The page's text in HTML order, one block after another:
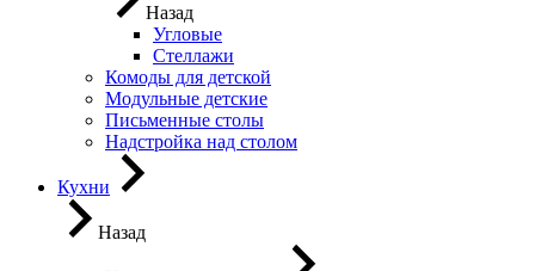
Назад
Угловые
Стеллажи
Комоды для детской
Модульные детские
Письменные столы
Надстройка над столом
Кухни
Назад